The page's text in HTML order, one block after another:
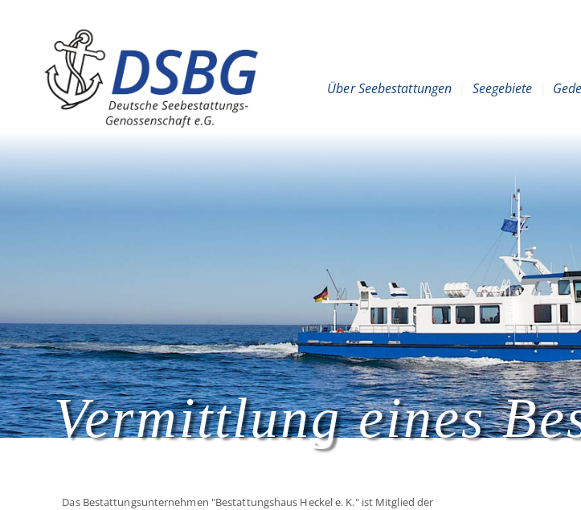
Hauptnavigation
Über Seebestattungen Seegebiete
Vermittlung eines
Das Bestattungsunternehmen "Bestattungshaus Heckel e. K." ist Mitglied der